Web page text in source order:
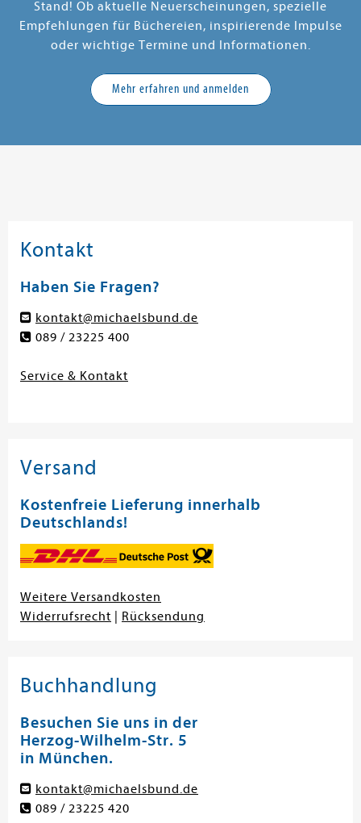
Stand! Ob aktuelle Neuerscheinungen, spezielle
Empfehlungen für Büchereien, inspirierende Impulse
oder wichtige Termine und Informationen.
Mehr erfahren und anmelden
Kontakt
Haben Sie Fragen?
kontakt@michaelsbund.de
089 / 23225 400
Service & Kontakt
Versand
Kostenfreie Lieferung innerhalb
Deutschlands!
Weitere Versandkosten
Widerrufsrecht
Rücksendung
Buchhandlung
Besuchen Sie uns in der
Herzog-Wilhelm-Str. 5
in München.
kontakt@michaelsbund.de
089 / 23225 420